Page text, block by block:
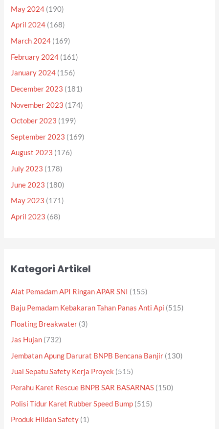
May 2024 (190)
April 2024 (168)
March 2024 (169)
February 2024 (161)
January 2024 (156)
December 2023 (181)
November 2023 (174)
October 2023 (199)
September 2023 (169)
August 2023 (176)
July 2023 (178)
June 2023 (180)
May 2023 (171)
April 2023 (68)
Kategori Artikel
Alat Pemadam API Ringan APAR SNI (155)
Baju Pemadam Kebakaran Tahan Panas Anti Api (515)
Floating Breakwater (3)
Jas Hujan (732)
Jembatan Apung Darurat BNPB Bencana Banjir (130)
Jual Sepatu Safety Kerja Proyek (515)
Perahu Karet Rescue BNPB SAR BASARNAS (150)
Polisi Tidur Karet Rubber Speed Bump (515)
Produk Hildan Safety (1)